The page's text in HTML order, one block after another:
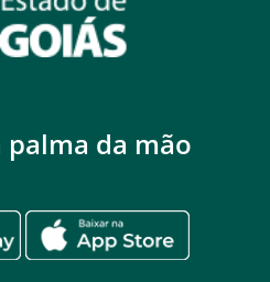
palma da mão